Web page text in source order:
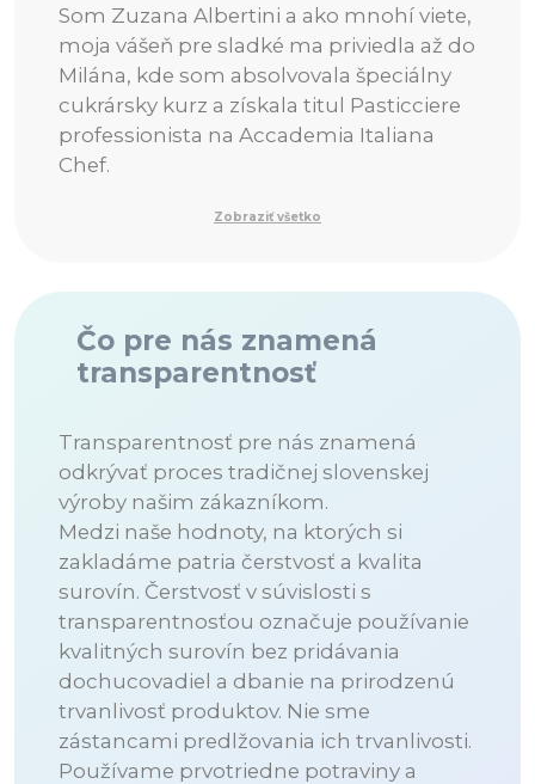
Som Zuzana Albertini a ako mnohí viete,
moja vášeň pre sladké ma priviedla až do
Milána, kde som absolvovala špeciálny
cukrársky kurz a získala titul Pasticciere
professionista na Accademia Italiana
Chef.
Zobraziť všetko
Čo pre nás znamená
transparentnosť
Transparentnosť pre nás znamená
odkrývať proces tradičnej slovenskej
výroby našim zákazníkom.
Medzi naše hodnoty, na ktorých si
zakladáme patria čerstvosť a kvalita
surovín. Čerstvosť v súvislosti s
transparentnosťou označuje používanie
kvalitných surovín bez pridávania
dochucovadiel a dbanie na prirodzenú
trvanlivosť produktov. Nie sme
zástancami predlžovania ich trvanlivosti.
Používame prvotriedne potraviny a